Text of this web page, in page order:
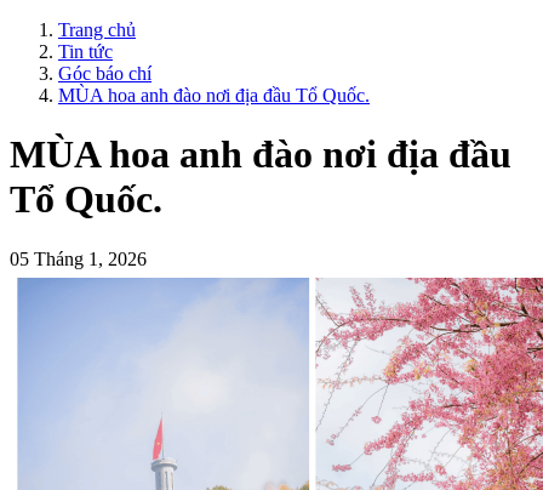
Trang chủ
Tin tức
Góc báo chí
MÙA hoa anh đào nơi địa đầu Tổ Quốc.
MÙA hoa anh đào nơi địa đầu
Tổ Quốc.
05 Tháng 1, 2026